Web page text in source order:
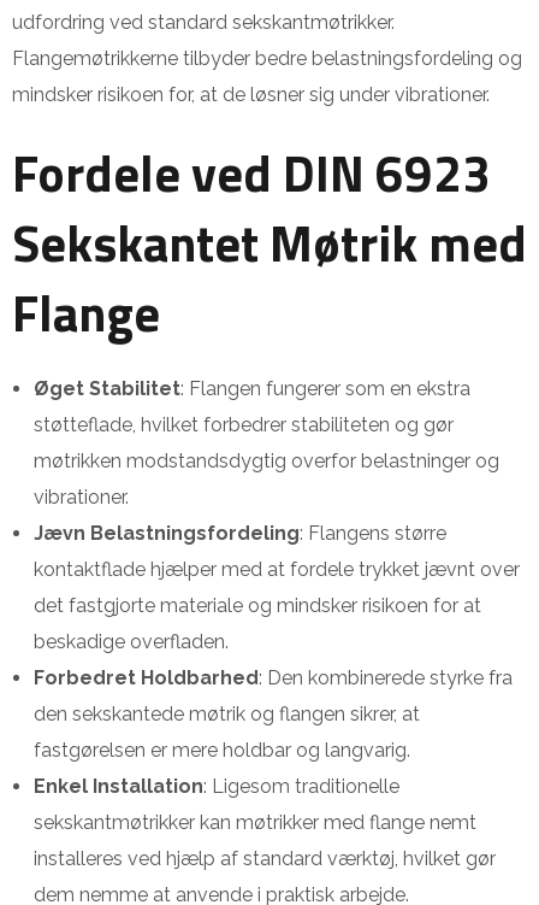
udfordring ved standard sekskantmøtrikker.
Flangemøtrikkerne tilbyder bedre belastningsfordeling og
mindsker risikoen for, at de løsner sig under vibrationer.
Fordele ved DIN 6923
Sekskantet Møtrik med
Flange
Øget Stabilitet: Flangen fungerer som en ekstra
støtteflade, hvilket forbedrer stabiliteten og gør
møtrikken modstandsdygtig overfor belastninger og
vibrationer.
Jævn Belastningsfordeling: Flangens større
kontaktflade hjælper med at fordele trykket jævnt over
det fastgjorte materiale og mindsker risikoen for at
beskadige overfladen.
Forbedret Holdbarhed: Den kombinerede styrke fra
den sekskantede møtrik og flangen sikrer, at
fastgørelsen er mere holdbar og langvarig.
Enkel Installation: Ligesom traditionelle
sekskantmøtrikker kan møtrikker med flange nemt
installeres ved hjælp af standard værktøj, hvilket gør
dem nemme at anvende i praktisk arbejde.